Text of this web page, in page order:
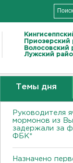
Приозерский
Волосовский
Лужский
Темы дня
Руководителя
мормонов из
задержали за
ФБК*
Назначено